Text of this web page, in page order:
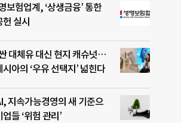
보험업계, ‘상생금융’ 통한
실시
대체유 대신 현지 캐슈넛…
아의 ‘우유 선택지’ 넓힌다
지속가능경영의 새 기준으
들 ‘위험 관리’